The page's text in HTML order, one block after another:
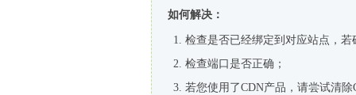
如何解决：
检查是否已经绑定到对应站点，
检查端口是否正确；
若您使用了CDN产品，请尝试清除